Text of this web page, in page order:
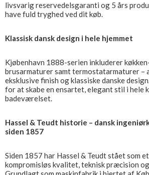
livsvarig reservedelsgaranti og 5 års
have fuld tryghed ved dit køb.
Klassisk dansk design i hele hjemmet
Kjøbenhavn 1888-serien inkluderer
brusarmaturer samt termostatarmaturer –
eksklusive finish og klassiske danske
for at skabe en ensartet, elegant stil i hele
badeværelset.
Hassel & Teudt historie – dansk
siden 1857
Siden 1857 har Hassel & Teudt stået som
kompromisløs kvalitet, teknisk præcision